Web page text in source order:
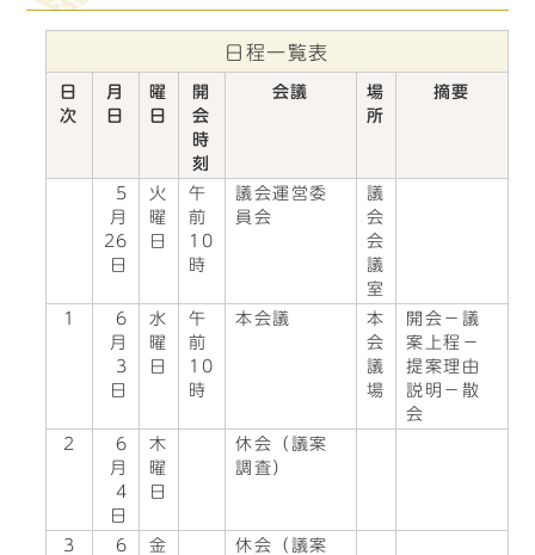
日程一覧表
日
次
月
日
曜
日
開
会
時
刻
会議
場
所
摘要
5
月
26
日
火
曜
日
午
前
10
時
議会運営委
員会
議
会
会
議
室
1
6
月
3
日
水
曜
日
午
前
10
時
本会議
本
会
議
場
開会－議
案上程－
提案理由
説明－散
会
2
6
月
4
日
木
曜
日
休会（議案
調査）
3
6
金
休会（議案